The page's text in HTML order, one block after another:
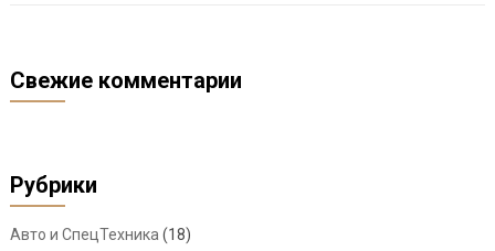
Свежие комментарии
Рубрики
Авто и СпецТехника (18)